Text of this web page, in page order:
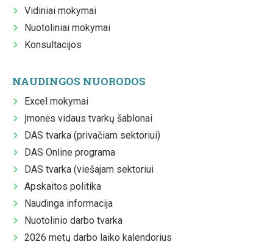
Vidiniai mokymai
Nuotoliniai mokymai
Konsultacijos
NAUDINGOS NUORODOS
Excel mokymai
Įmonės vidaus tvarkų šablonai
DAS tvarka (privačiam sektoriui)
DAS Online programa
DAS tvarka (viešajam sektoriui
Apskaitos politika
Naudinga informacija
Nuotolinio darbo tvarka
2026 metų darbo laiko kalendorius